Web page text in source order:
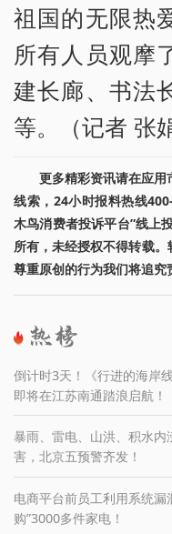
祖国的无限热
所有人员观摩
建长廊、书法
等。（记者 张
更多精彩资讯请在应用
线索，24小时报料热线
木鸟消费者投诉平台”线上
所有，未经授权不得转载
尊重原创的行为我们将追究
倒计时3天！《行进的海岸
即将在江苏南通踏浪启航！
暴雨、雷电、山洪、积水内
害，北京五预警齐发！
电商平台前员工利用系统漏
购”3000多件家电！